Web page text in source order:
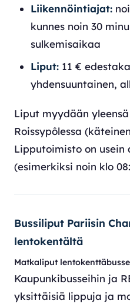
Liikennöintiajat:
kunnes noin 30
sulkemisaikaa
Liput: 11 €
yhdensuuntainen,
Liput myydään
Roissypôlessa
Lipputoimisto on usein
(esimerkiksi noin klo
Bussiliput Pariisin
lentokentältä
Matkaliput
Kaupunkibusseihin ja
yksittäisiä lippuja ja